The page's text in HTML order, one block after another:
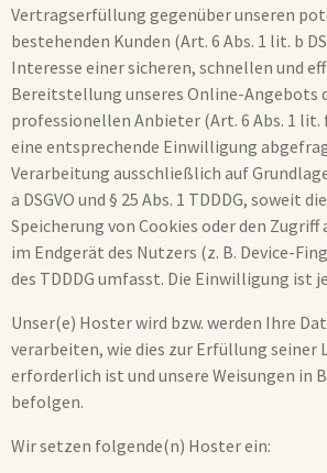
Vertragserfüllung gegenüber unseren
bestehenden Kunden (Art. 6 Abs. 1 lit. b
Interesse einer sicheren, schnellen und
Bereitstellung unseres Online-Angebots
professionellen Anbieter (Art. 6 Abs. 1 lit. f
eine entsprechende Einwilligung
Verarbeitung ausschließlich auf
a DSGVO und § 25 Abs. 1 TDDDG, soweit
Speicherung von Cookies oder den
im Endgerät des Nutzers (z. B. Device-
des TDDDG umfasst. Die Einwilligung ist
Unser(e) Hoster wird bzw. werden Ihre
verarbeiten, wie dies zur Erfüllung
erforderlich ist und unsere Weisungen in
befolgen.
Wir setzen folgende(n) Hoster ein: